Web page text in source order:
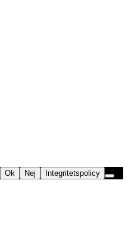
Ok Nej Integritetspolicy